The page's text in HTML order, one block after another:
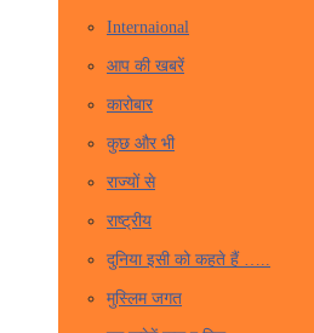
Internaional
आप की खबरें
कारोबार
कुछ और भी
राज्यों से
राष्ट्रीय
दुनिया इसी को कहते हैं …..
मुस्लिम जगत